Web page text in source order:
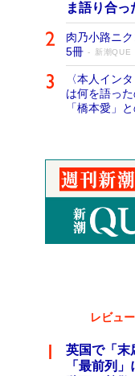
ま語り合っ
肉乃小路ニ
5冊
新潮QUE
〈本人イン
は何を語っ
「橋本愛」
レビュー
英国で「末
「最前列